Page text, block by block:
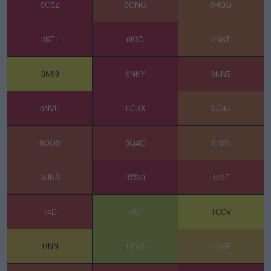
0G3Z 0GNG 0HQQ
0KFL 0KIQ 0N8T
0N99 0NKY 0NN5
0NVU 0O3X 0O45
0OOS 0Q4O 0RS1
0UNS 0W30 123F
14D 1AST 1COV
1INN 1SMA 1SXP